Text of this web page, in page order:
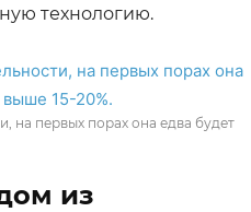
технологию.
на первых порах она едва будет
из